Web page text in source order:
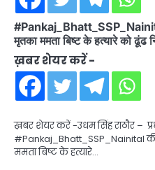
मृतका ममता बिष्ट के हत्यारे को
ख़बर शेयर करें -
ख़बर शेयर करें -उधम सिंह राठौर –
#Pankaj_Bhatt_SSP_Nainital
ममता बिष्ट के हत्यारे…